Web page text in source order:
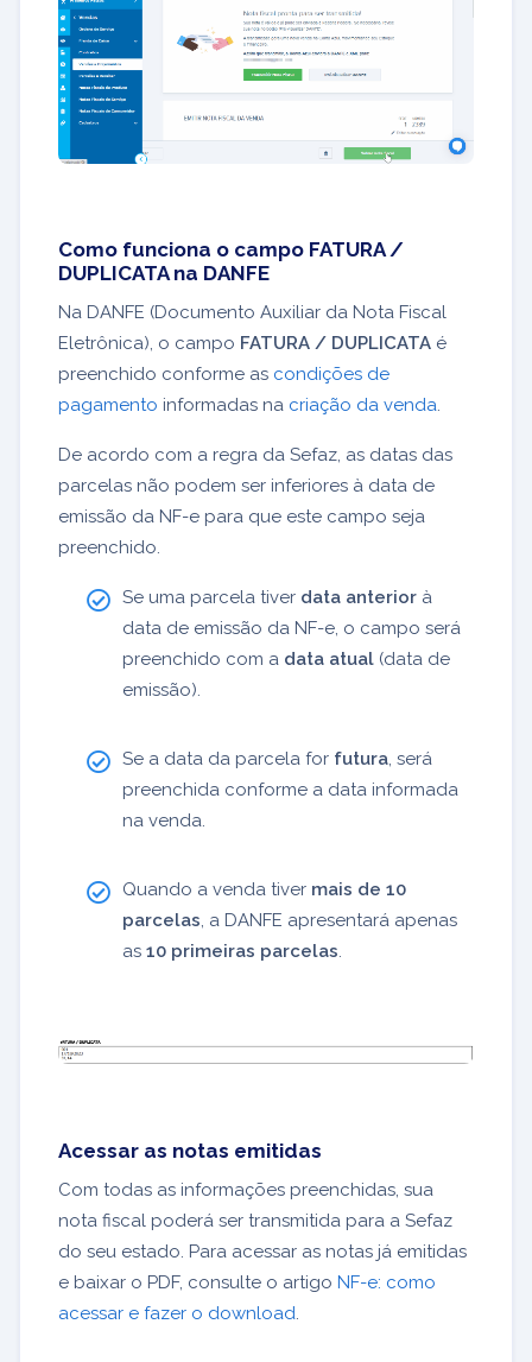
Como funciona o campo FATURA /
DUPLICATA na DANFE
Na DANFE (Documento Auxiliar da Nota Fiscal
Eletrônica), o campo FATURA / DUPLICATA é
preenchido conforme as condições de
pagamento informadas na criação da venda
De acordo com a regra da Sefaz, as datas das
parcelas não podem ser inferiores à data de
emissão da NF-e para que este campo seja
preenchido.
Se uma parcela tiver data anterior à
data de emissão da NF-e, o campo será
preenchido com a data atual (data de
emissão).
Se a data da parcela for futura , será
preenchida conforme a data informada
na venda.
Quando a venda tiver mais de 10
parcelas , a DANFE apresentará apenas
as 10 primeiras parcelas
Acessar as notas emitidas
Com todas as informações preenchidas, sua
nota fiscal poderá ser transmitida para a Sefaz
do seu estado. Para acessar as notas já emitidas
e baixar o PDF, consulte o artigo NF-e: como
acessar e fazer o download.